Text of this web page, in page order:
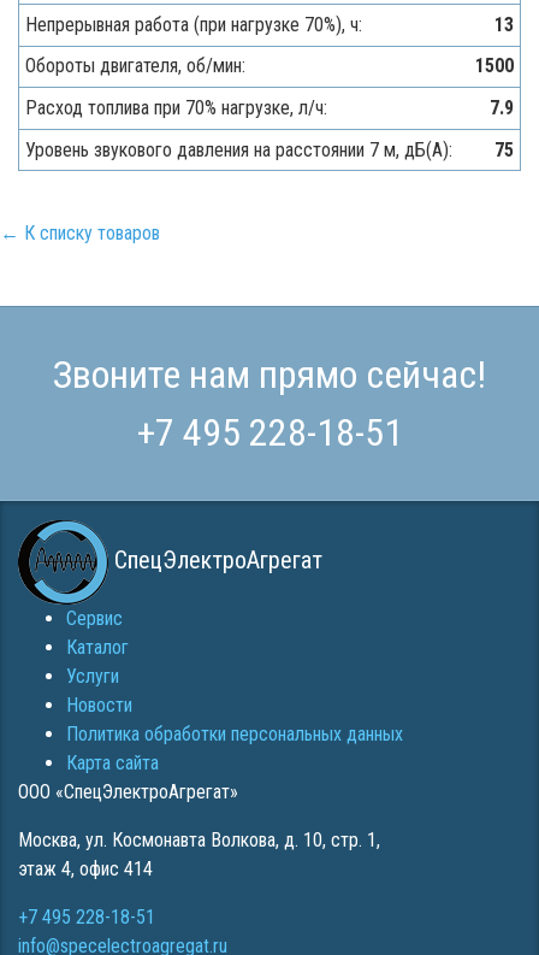
Непрерывная работа (при нагрузке 70%), ч:
13
Обороты двигателя, об/мин:
1500
Расход топлива при 70% нагрузке, л/ч:
7.9
Уровень звукового давления на расстоянии 7 м, дБ(A):
75
← К списку товаров
Звоните нам прямо сейчас!
+7 495 228-18-51
СпецЭлектроАгрегат
Сервис
Каталог
Услуги
Новости
Политика обработки персональных данных
Карта сайта
ООО «СпецЭлектроАгрегат»
Москва, ул. Космонавта Волкова, д. 10, стр. 1,
этаж 4, офис 414
+7 495 228-18-51
info@specelectroagregat.ru